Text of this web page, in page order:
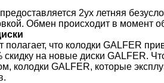
2ух летняя
Обмен происходит в момент
полагает, что колодки GALFER
скидку на новые диски GALFER.
колодки GALFER, которые